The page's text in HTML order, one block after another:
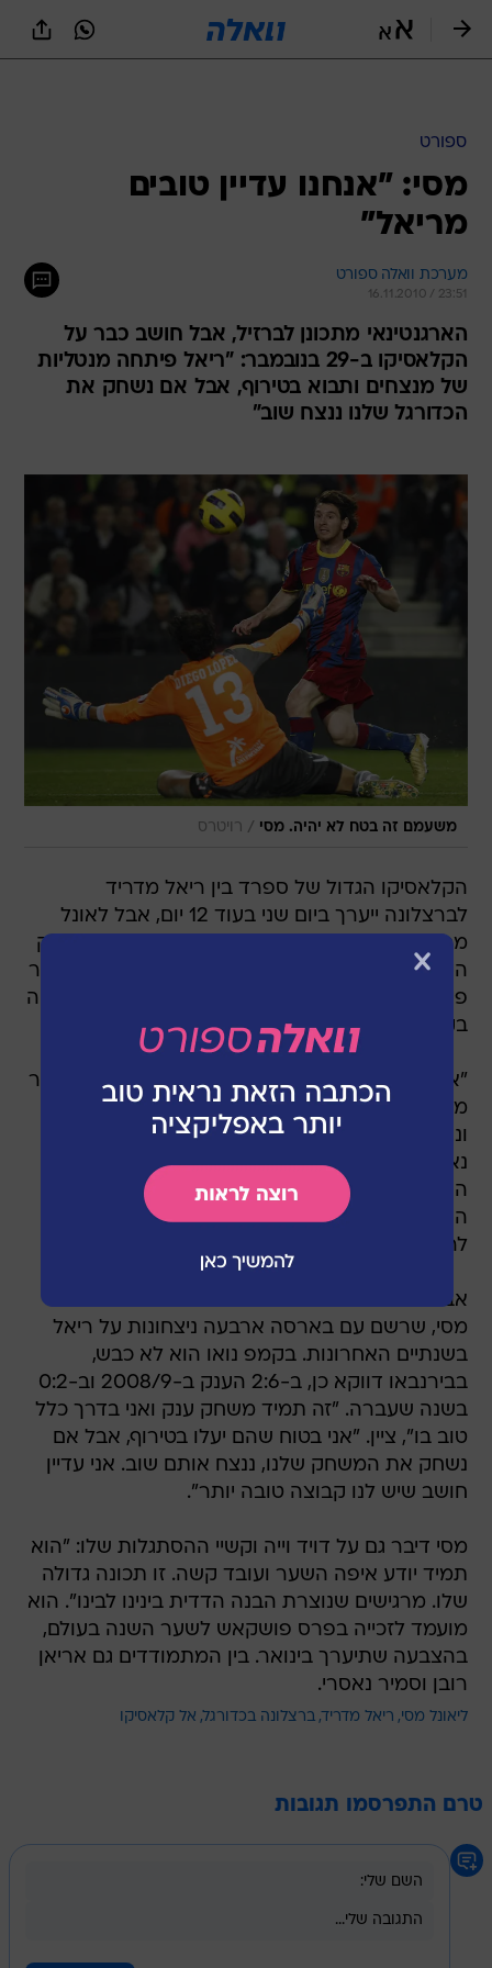
ספורט
מסי: "אנחנו עדיין טובים
מריאל"
מערכת וואלה ספורט
16.11.2010 / 23:51
הארגנטינאי מתכונן לברזיל, אבל חושב כבר על
הקלאסיקו ב-29 בנובמבר: "ריאל פיתחה מנטליות
של מנצחים ותבוא בטירוף, אבל אם נשחק את
הכדורגל שלנו ננצח שוב"
משעמם זה בטח לא יהיה. מסי / רויטרס
הקלאסיקו הגדול של ספרד בין ריאל מדריד
לברצלונה ייערך ביום שני בעוד 12 יום, אבל לאונל
מסי כבר מרגיש שהוא כאן. במהלך ההכנות למשחק
הידידות של ארגנטינה מול ברזיל, התראיין מסי לאתר
פיפ"א והביע את דעתו על התנגשות הראשים הצפויה
בקאמפ נואו.
"אני חושב שריאל חזקה יותר מהעונה שעברה", אמר
מסי, "אבל זה לא שונה מכל שנה אחרת - הם היו
ונשארו היריבים הכי קשים שלנו. בשנה שעברה הם
נאבקו איתנו עד למחזור האחרון של העונה. הם
השאירו את כל השחקנים החשובים שלהם והמפתח
הוא השינוי המנטאלי שהביא ז'וזה מוריניו. אפשר
לראות שיש להם עכשיו מנטליות של מנצחים".
אבל עם המחמאות באה גם תחושת העליונות של
מסי, שרשם עם בארסה ארבעה ניצחונות על ריאל
בשנתיים האחרונות. בקמפ נואו הוא לא כבש,
בבירנבאו דווקא כן, ב-2:6 הענק ב-2008/9 וב-0:2
בשנה שעברה. "זה תמיד משחק ענק ואני בדרך כלל
טוב בו", ציין. "אני בטוח שהם יעלו בטירוף, אבל אם
נשחק את המשחק שלנו, ננצח אותם שוב. אני עדיין
חושב שיש לנו קבוצה טובה יותר".
מסי דיבר גם על דויד וייה וקשיי ההסתגלות שלו: "הוא
תמיד יודע איפה השער ועובד קשה. זו תכונה גדולה
שלו. מרגישים שנוצרת הבנה הדדית בינינו לבינו". הוא
מועמד לזכייה בפרס פושקאש לשער השנה בעולם,
בהצבעה שתיערך בינואר. בין המתמודדים גם אריאן
רובן וסמיר נאסרי.
ליאונל מסי ריאל מדריד ברצלונה בכדורגל אל קלאסיקו
טרם התפרסמו תגובות